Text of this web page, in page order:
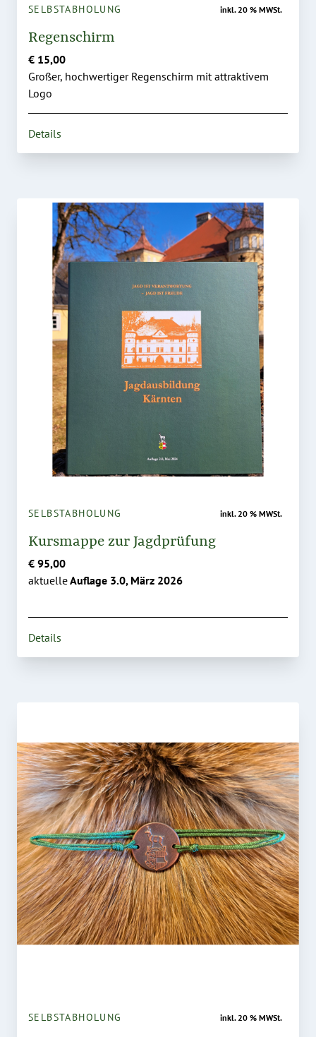
SELBSTABHOLUNG inkl. 20 % MWSt.
Regenschirm
€ 15,00
Großer, hochwertiger Regenschirm mit attraktivem
Logo
Details
SELBSTABHOLUNG inkl. 20 % MWSt.
Kursmappe zur Jagdprüfung
€ 95,00
aktuelleAuflage 3.0, März 2026
Details
SELBSTABHOLUNG inkl. 20 % MWSt.